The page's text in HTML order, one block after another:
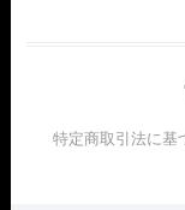
特定商取引法に基